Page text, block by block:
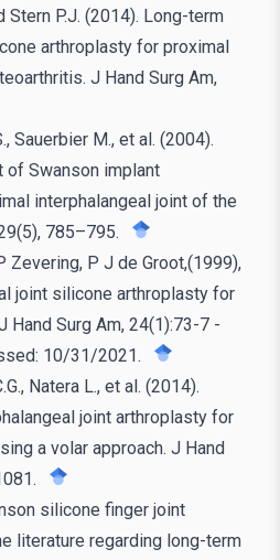
Stern P.J. (2014). Long-term
arthroplasty for proximal
J Hand Surg Am,
Sauerbier M., et al. (2004).
Swanson implant
interphalangeal joint of the
785–795.
Zevering, P J de Groot,(1999),
joint silicone arthroplasty for
Hand Surg Am, 24(1):73-7 -
10/31/2021.
Natera L., et al. (2014).
joint arthroplasty for
a volar approach. J Hand
silicone finger joint
literature regarding long-term